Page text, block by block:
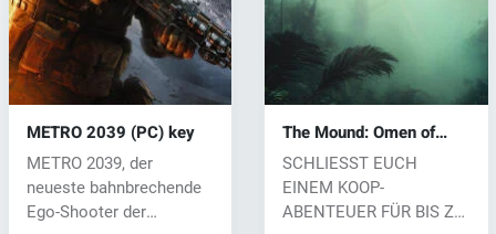
METRO 2039 (PC) key
METRO 2039, der
neueste bahnbrechende
Ego-Shooter der
The Mound: Omen of
Cthulhu (PC) key
SCHLIESST EUCH
EINEM KOOP-
ABENTEUER FÜR BIS ZU